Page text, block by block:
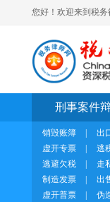
您好！欢迎来到税
刑事案件
销毁账簿
出
虚开专票
逃
逃避欠税
走
制造发票
出
虚开普票
伪